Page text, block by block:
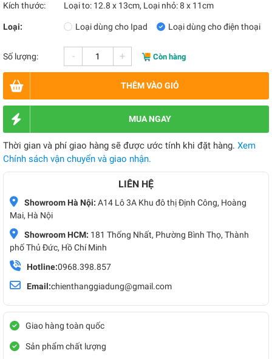
Kích thước:
Loại to: 12.8 x 13cm, Loại nhỏ: 8 x 11cm
Loại: Loại dùng cho Ipad Loại dùng cho điện thoại
Số lượng: - + Còn hàng
THÊM VÀO GIỎ
MUA NGAY
Thời gian và phí giao hàng sẽ được ước tính khi đặt hàng. Xem
Chính sách vận chuyển và giao nhận.
LIÊN HỆ
Showroom Hà Nội: A14 Lô 3A Khu đô thị Định Công, Hoàng
Mai, Hà Nội
Showroom HCM: 181 Thống Nhất, Phường Bình Thọ, Thành
phố Thủ Đức, Hồ Chí Minh
Hotline:0968.398.857
Email:chienthanggiadung@gmail.com
Giao hàng toàn quốc
Sản phẩm chất lượng